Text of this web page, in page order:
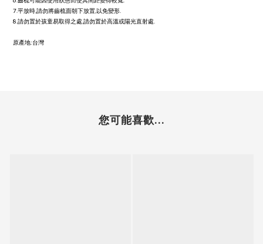
7.平放時,請勿將齒梳面朝下放置,以免變形.
8.請勿置於孩童易取得之處,請勿置於高溫或陽光直射處.
原產地:台灣
您可能喜歡...